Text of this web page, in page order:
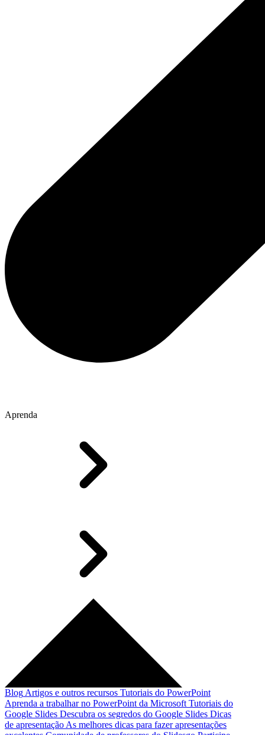
Aprenda
Blog Artigos e outros recursos Tutoriais do PowerPoint
Aprenda a trabalhar no PowerPoint da Microsoft Tutoriais do
Google Slides Descubra os segredos do Google Slides Dicas
de apresentação As melhores dicas para fazer apresentações